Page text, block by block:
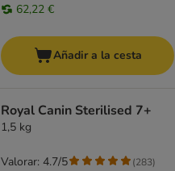
62,22 €
Añadir a la cesta
Royal Canin Sterilised 7+
1,5 kg
Valorar: 4.7/5 (283)